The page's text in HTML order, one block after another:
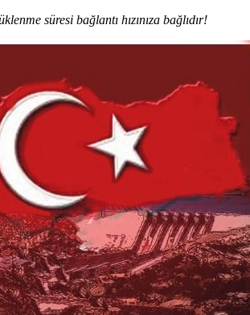
süresi bağlantı hızınıza bağlıdır!